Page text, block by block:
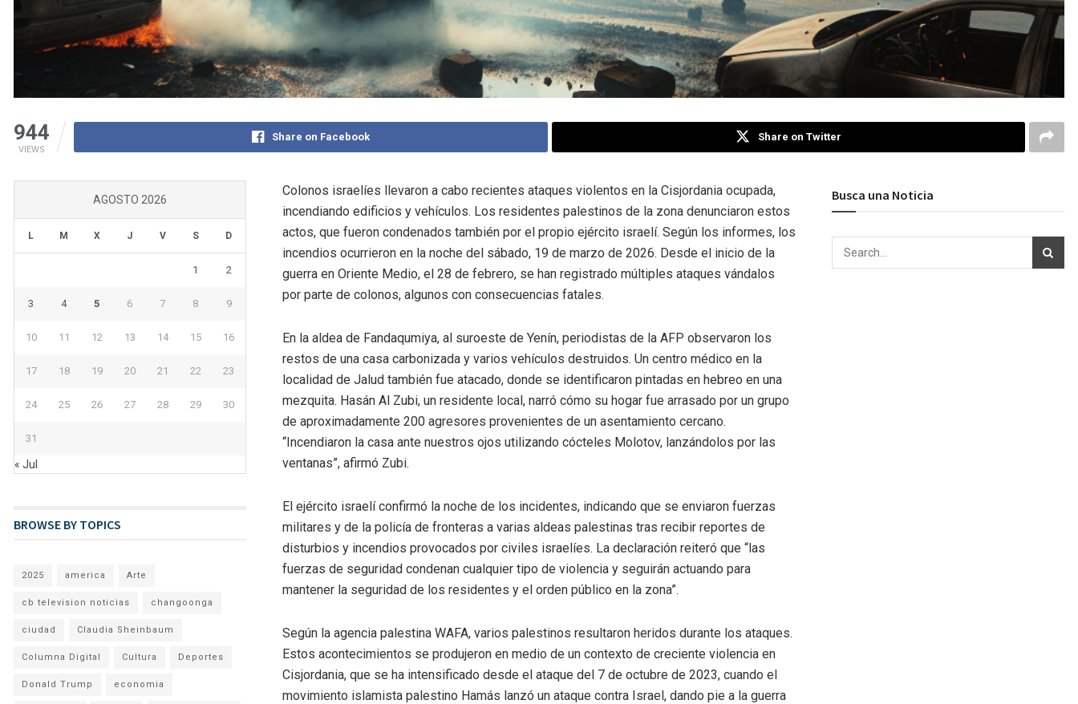
944
VIEWS
Share on Facebook Share on Twitter
Colonos israelíes llevaron a cabo recientes ataques violentos en la Cisjordania ocupada,
incendiando edificios y vehículos. Los residentes palestinos de la zona denunciaron estos
actos, que fueron condenados también por el propio ejército israelí. Según los informes, los
incendios ocurrieron en la noche del sábado, 19 de marzo de 2026. Desde el inicio de la
guerra en Oriente Medio, el 28 de febrero, se han registrado múltiples ataques vándalos
por parte de colonos, algunos con consecuencias fatales.
En la aldea de Fandaqumiya, al suroeste de Yenín, periodistas de la AFP observaron los
restos de una casa carbonizada y varios vehículos destruidos. Un centro médico en la
localidad de Jalud también fue atacado, donde se identificaron pintadas en hebreo en una
mezquita. Hasán Al Zubi, un residente local, narró cómo su hogar fue arrasado por un grupo
de aproximadamente 200 agresores provenientes de un asentamiento cercano.
“Incendiaron la casa ante nuestros ojos utilizando cócteles Molotov, lanzándolos por las
ventanas”, afirmó Zubi.
El ejército israelí confirmó la noche de los incidentes, indicando que se enviaron fuerzas
militares y de la policía de fronteras a varias aldeas palestinas tras recibir reportes de
disturbios y incendios provocados por civiles israelíes. La declaración reiteró que “las
fuerzas de seguridad condenan cualquier tipo de violencia y seguirán actuando para
mantener la seguridad de los residentes y el orden público en la zona”.
Según la agencia palestina WAFA, varios palestinos resultaron heridos durante los ataques.
Estos acontecimientos se produjeron en medio de un contexto de creciente violencia en
Cisjordania, que se ha intensificado desde el ataque del 7 de octubre de 2023, cuando el
movimiento islamista palestino Hamás lanzó un ataque contra Israel, dando pie a la guerra
AGOSTO 2026
L M X J V S D
1 2
3 4 5 6 7 8 9
10 11 12 13 14 15 16
17 18 19 20 21 22 23
24 25 26 27 28 29 30
31
« Jul
BROWSE BY TOPICS
2025 america Arte
cb television noticias changoonga
ciudad Claudia Sheinbaum
Columna Digital Cultura Deportes
Donald Trump economia
Busca una Noticia